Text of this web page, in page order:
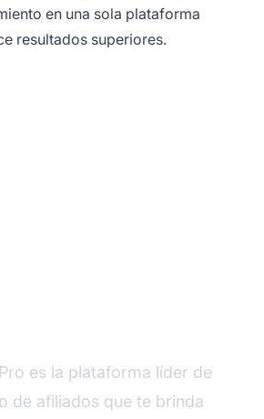
en una sola plataforma
resultados superiores.
es la plataforma líder de
de afiliados que te brinda